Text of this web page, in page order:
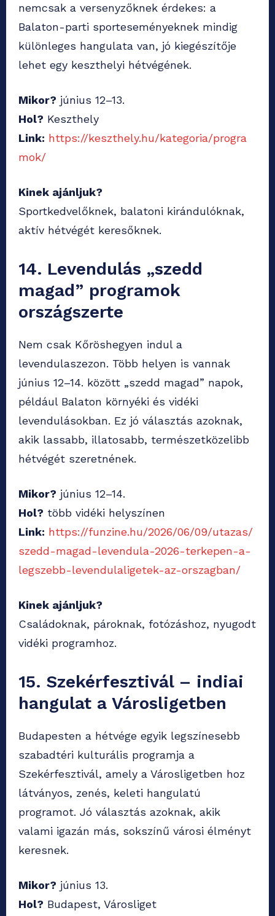
nemcsak a versenyzőknek érdekes: a
Balaton-parti sporteseményeknek mindig
különleges hangulata van, jó kiegészítője
lehet egy keszthelyi hétvégének.
Mikor? június 12–13.
Hol? Keszthely
Link: https://keszthely.hu/kategoria/progra
mok/
Kinek ajánljuk?
Sportkedvelőknek, balatoni kirándulóknak,
aktív hétvégét keresőknek.
14. Levendulás „szedd
magad” programok
országszerte
Nem csak Kőröshegyen indul a
levendulaszezon. Több helyen is vannak
június 12–14. között „szedd magad” napok,
például Balaton környéki és vidéki
levendulásokban. Ez jó választás azoknak,
akik lassabb, illatosabb, természetközelibb
hétvégét szeretnének.
Mikor? június 12–14.
Hol? több vidéki helyszínen
Link: https://funzine.hu/2026/06/09/utazas/
szedd-magad-levendula-2026-terkepen-a-
legszebb-levendulaligetek-az-orszagban/
Kinek ajánljuk?
Családoknak, pároknak, fotózáshoz, nyugodt
vidéki programhoz.
15. Szekérfesztivál – indiai
hangulat a Városligetben
Budapesten a hétvége egyik legszínesebb
szabadtéri kulturális programja a
Szekérfesztivál, amely a Városligetben hoz
látványos, zenés, keleti hangulatú
programot. Jó választás azoknak, akik
valami igazán más, sokszínű városi élményt
keresnek.
Mikor? június 13.
Hol? Budapest, Városliget